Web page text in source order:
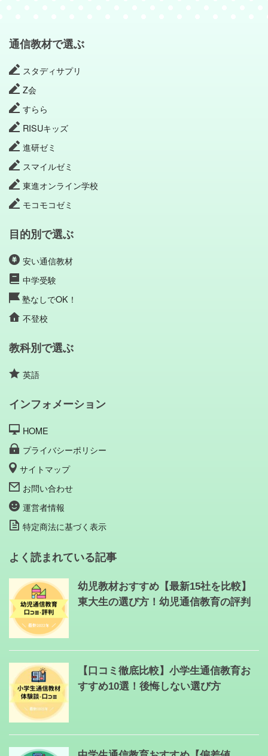
通信教材で選ぶ
スタディサプリ
Z会
すらら
RISUキッズ
進研ゼミ
スマイルゼミ
東進オンライン学校
モコモコゼミ
目的別で選ぶ
安い通信教材
中学受験
塾なしでOK！
不登校
教科別で選ぶ
英語
インフォメーション
HOME
プライバシーポリシー
サイトマップ
お問い合わせ
運営者情報
特定商法に基づく表示
よく読まれている記事
幼児教材おすすめ【最新15社を比較】
東大生の選び方！幼児通信教育の評判
【口コミ徹底比較】小学生通信教育お
すすめ10選！後悔しない選び方